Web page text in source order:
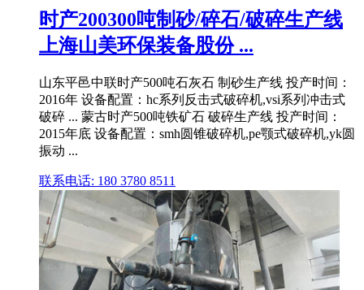
时产200300吨制砂/碎石/破碎生产线
上海山美环保装备股份 ...
山东平邑中联时产500吨石灰石 制砂生产线 投产时间：
2016年 设备配置：hc系列反击式破碎机,vsi系列冲击式
破碎 ... 蒙古时产500吨铁矿石 破碎生产线 投产时间：
2015年底 设备配置：smh圆锥破碎机,pe颚式破碎机,yk圆
振动 ...
联系电话: 180 3780 8511